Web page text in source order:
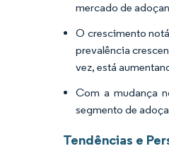
mercado de
O crescimento
prevalência
vez, está
Com a mudança
segmento de
Tendências e